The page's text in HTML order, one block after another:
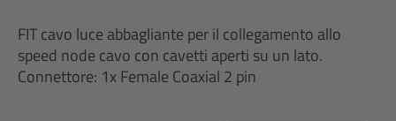
FIT cavo luce abbagliante per il collegamento allo
speed node cavo con cavetti aperti su un lato.
Connettore: 1x Female Coaxial 2 pin